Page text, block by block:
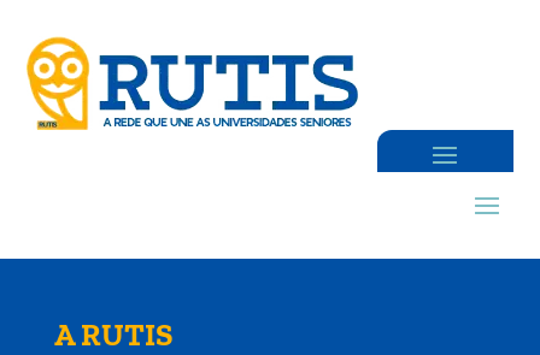
A RUTIS